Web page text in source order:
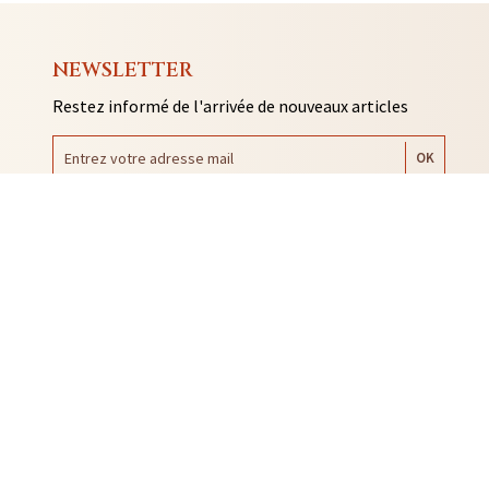
NEWSLETTER
Restez informé de l'arrivée de nouveaux articles